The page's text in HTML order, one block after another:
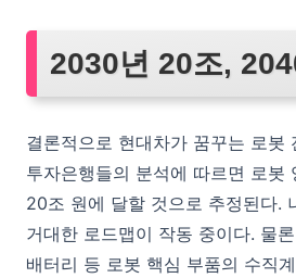
2030년 20조,
결론적으로 현대차가 꿈꾸는 로봇
투자은행들의 분석에 따르면 로
20조 원에 달할 것으로 추정된다.
거대한 로드맵이 작동 중이다. 물
배터리 등 로봇 핵심 부품의 수직